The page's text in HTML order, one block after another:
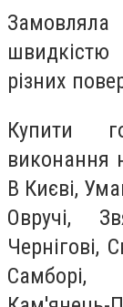
швидкістю
різних
Купити
виконання
В Києві,
Овручі,
Чернігові,
Самборі,